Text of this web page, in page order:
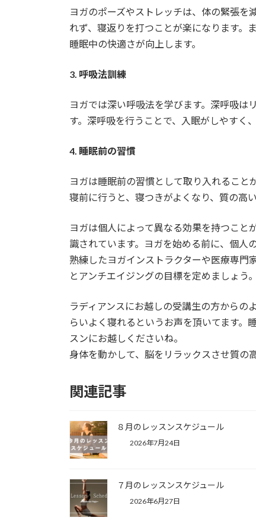
ヨガのポーズやストレッチは、体の緊張を
れず、寝返りを打つことが楽になります。
睡眠中の快適さが向上します。
3. 呼吸法訓練
ヨガでは深い呼吸法を学びます。深呼吸は
す。深呼吸を行うことで、入眠がしやすく
4. 睡眠前の習慣
ヨガは睡眠前の習慣として取り入れること
寝前に行うと、寝つきがよくなり、質の高
ヨガは個人によって異なる効果を持つこと
識されています。ヨガを始める前に、個人
熟練したヨガインストラクターや医療専門
とアンチエイジングの目標を定めましょう。
ラディアンスにお越しの受講生の方からの
らいよく寝れるというお声を頂いてます。
スンにお越しくださいね。
身体を動かして、脳をリラックスさせ質の
関連記事
８月のレッスンスケジュール
2026年7月24日
７月のレッスンスケジュール
2026年6月27日